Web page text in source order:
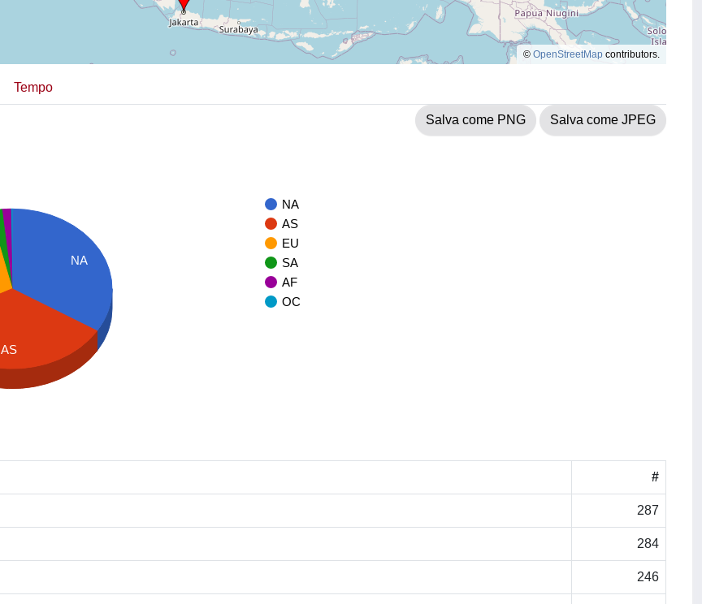
© OpenStreetMap contributors.
Tempo
Salva come PNG Salva come JPEG
NA
AS
EU
SA
AF
OC
NA
AS
#
287
284
246